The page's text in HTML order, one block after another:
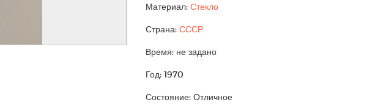
Материал: Стекло
Страна: СССР
Время: не задано
Год: 1970
Состояние: Отличное